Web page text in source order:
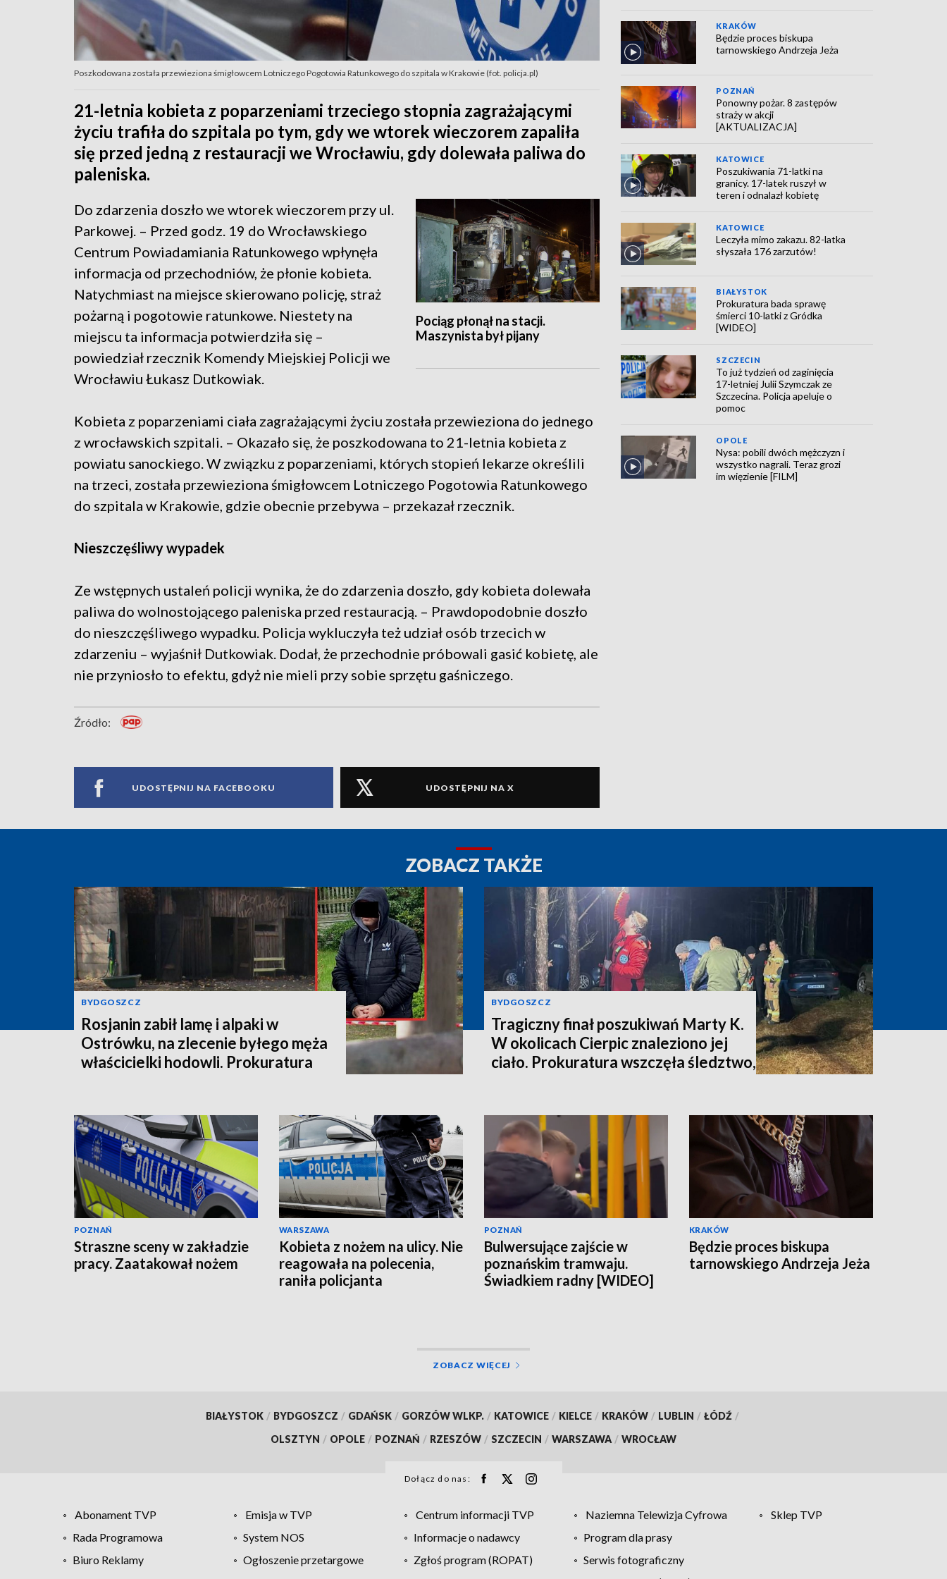
Poszkodowana została przewieziona śmigłowcem Lotniczego Pogotowia Ratunkowego do szpitala w Krakowie (fot. policja.pl)
21-letnia kobieta z poparzeniami trzeciego stopnia zagrażającymi
życiu trafiła do szpitala po tym, gdy we wtorek wieczorem zapaliła
się przed jedną z restauracji we Wrocławiu, gdy dolewała paliwa do
paleniska.
Pociąg płonął na stacji.
Maszynista był pijany
Do zdarzenia doszło we wtorek wieczorem przy ul.
Parkowej. – Przed godz. 19 do Wrocławskiego
Centrum Powiadamiania Ratunkowego wpłynęła
informacja od przechodniów, że płonie kobieta.
Natychmiast na miejsce skierowano policję, straż
pożarną i pogotowie ratunkowe. Niestety na
miejscu ta informacja potwierdziła się –
powiedział rzecznik Komendy Miejskiej Policji we
Wrocławiu Łukasz Dutkowiak.
Kobieta z poparzeniami ciała zagrażającymi życiu została przewieziona do jednego
z wrocławskich szpitali. – Okazało się, że poszkodowana to 21-letnia kobieta z
powiatu sanockiego. W związku z poparzeniami, których stopień lekarze określili
na trzeci, została przewieziona śmigłowcem Lotniczego Pogotowia Ratunkowego
do szpitala w Krakowie, gdzie obecnie przebywa – przekazał rzecznik.
Nieszczęśliwy wypadek
Ze wstępnych ustaleń policji wynika, że do zdarzenia doszło, gdy kobieta dolewała
paliwa do wolnostojącego paleniska przed restauracją. – Prawdopodobnie doszło
do nieszczęśliwego wypadku. Policja wykluczyła też udział osób trzecich w
zdarzeniu – wyjaśnił Dutkowiak. Dodał, że przechodnie próbowali gasić kobietę, ale
nie przyniosło to efektu, gdyż nie mieli przy sobie sprzętu gaśniczego.
Źródło:
UDOSTĘPNIJ NA FACEBOOKU UDOSTĘPNIJ NA X
KRAKÓW
Będzie proces biskupa
tarnowskiego Andrzeja Jeża
POZNAŃ
Ponowny pożar. 8 zastępów
straży w akcji
[AKTUALIZACJA]
KATOWICE
Poszukiwania 71-latki na
granicy. 17-latek ruszył w
teren i odnalazł kobietę
KATOWICE
Leczyła mimo zakazu. 82-latka
słyszała 176 zarzutów!
BIAŁYSTOK
Prokuratura bada sprawę
śmierci 10-latki z Gródka
[WIDEO]
SZCZECIN
To już tydzień od zaginięcia
17-letniej Julii Szymczak ze
Szczecina. Policja apeluje o
pomoc
OPOLE
Nysa: pobili dwóch mężczyzn i
wszystko nagrali. Teraz grozi
im więzienie [FILM]
ZOBACZ TAKŻE
BYDGOSZCZ
Rosjanin zabił lamę i alpaki w
Ostrówku, na zlecenie byłego męża
właścicielki hodowli. Prokuratura
BYDGOSZCZ
Tragiczny finał poszukiwań Marty K.
W okolicach Cierpic znaleziono jej
ciało. Prokuratura wszczęła śledztwo,
POZNAŃ
Straszne sceny w zakładzie
pracy. Zaatakował nożem
WARSZAWA
Kobieta z nożem na ulicy. Nie
reagowała na polecenia,
raniła policjanta
POZNAŃ
Bulwersujące zajście w
poznańskim tramwaju.
Świadkiem radny [WIDEO]
KRAKÓW
Będzie proces biskupa
tarnowskiego Andrzeja Jeża
ZOBACZ WIĘCEJ
BIAŁYSTOK / BYDGOSZCZ / GDAŃSK / GORZÓW WLKP. / KATOWICE / KIELCE / KRAKÓW / LUBLIN / ŁÓDŹ /
OLSZTYN / OPOLE / POZNAŃ / RZESZÓW / SZCZECIN / WARSZAWA / WROCŁAW
Dołącz do nas:
Abonament TVP Emisja w TVP Centrum informacji TVP Naziemna Telewizja Cyfrowa
Sklep TVP
Rada Programowa
System NOS Informacje o nadawcy
Program dla prasy
Biuro Reklamy
Ogłoszenie przetargowe Zgłoś program (ROPAT)
Serwis fotograficzny